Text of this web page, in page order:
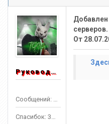
Руководитель
Сообщений: 1553
Спасибок: 3303
Добавлен
серверов.
От